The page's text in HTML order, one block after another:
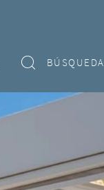
BÚSQUEDA